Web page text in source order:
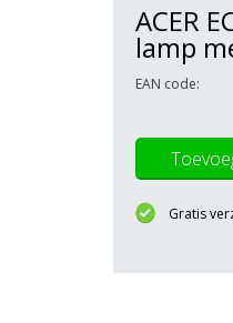
ACER
lamp
EAN code:
Gratis